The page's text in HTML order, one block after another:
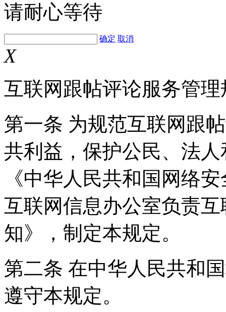
请耐心等待
确定 取消
X
互联网跟帖评论服务管理
第一条 为规范互联网跟
共利益，保护公民、法
《中华人民共和国网络
互联网信息办公室负责
知》，制定本规定。
第二条 在中华人民共和
遵守本规定。